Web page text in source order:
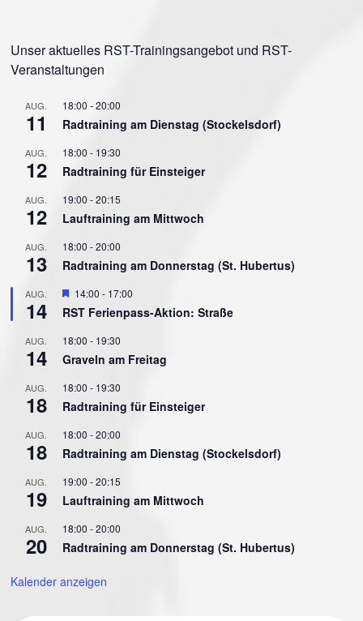
Unser aktuelles RST-Trainingsangebot und RST-
Veranstaltungen
AUG.
11
18:00 -20:00
Radtraining am Dienstag (Stockelsdorf)
AUG.
12
18:00 - 19:30
Radtraining für Einsteiger
AUG.
12
19:00 -20:15
Lauftraining am Mittwoch
AUG.
13
18:00 -20:00
Radtraining am Donnerstag (St. Hubertus)
AUG.
14
Hervorgehoben
14:00 - 17:00
RST Ferienpass-Aktion: Straße
AUG.
14
18:00 - 19:30
Graveln am Freitag
AUG.
18
18:00 - 19:30
Radtraining für Einsteiger
AUG.
18
18:00 -20:00
Radtraining am Dienstag (Stockelsdorf)
AUG.
19
19:00 -20:15
Lauftraining am Mittwoch
AUG.
20
18:00 -20:00
Radtraining am Donnerstag (St. Hubertus)
Kalender anzeigen